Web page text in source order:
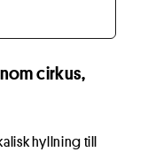
cirkus,
hyllning till